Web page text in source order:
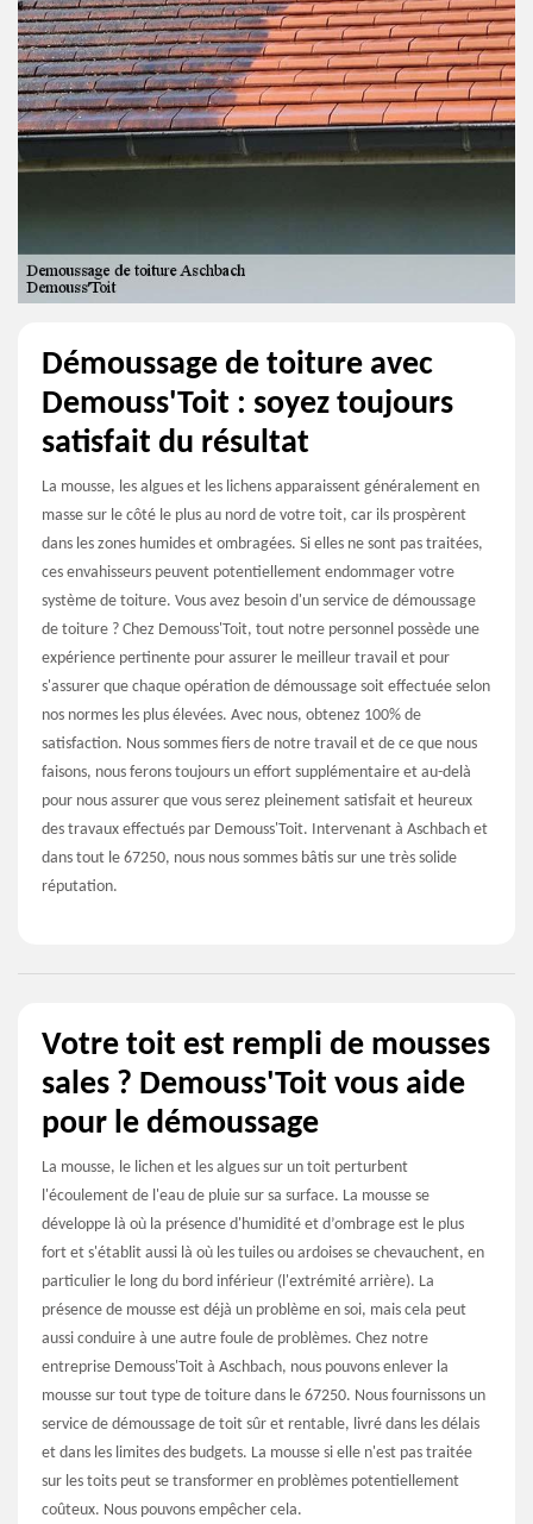
Démoussage de toiture avec
Demouss'Toit : soyez toujours
satisfait du résultat
La mousse, les algues et les lichens apparaissent généralement en
masse sur le côté le plus au nord de votre toit, car ils prospèrent
dans les zones humides et ombragées. Si elles ne sont pas traitées,
ces envahisseurs peuvent potentiellement endommager votre
système de toiture. Vous avez besoin d'un service de démoussage
de toiture ? Chez Demouss'Toit, tout notre personnel possède une
expérience pertinente pour assurer le meilleur travail et pour
s'assurer que chaque opération de démoussage soit effectuée selon
nos normes les plus élevées. Avec nous, obtenez 100% de
satisfaction. Nous sommes fiers de notre travail et de ce que nous
faisons, nous ferons toujours un effort supplémentaire et au-delà
pour nous assurer que vous serez pleinement satisfait et heureux
des travaux effectués par Demouss'Toit. Intervenant à Aschbach et
dans tout le 67250, nous nous sommes bâtis sur une très solide
réputation.
Votre toit est rempli de mousses
sales ? Demouss'Toit vous aide
pour le démoussage
La mousse, le lichen et les algues sur un toit perturbent
l'écoulement de l'eau de pluie sur sa surface. La mousse se
développe là où la présence d'humidité et d’ombrage est le plus
fort et s'établit aussi là où les tuiles ou ardoises se chevauchent, en
particulier le long du bord inférieur (l'extrémité arrière). La
présence de mousse est déjà un problème en soi, mais cela peut
aussi conduire à une autre foule de problèmes. Chez notre
entreprise Demouss'Toit à Aschbach, nous pouvons enlever la
mousse sur tout type de toiture dans le 67250. Nous fournissons un
service de démoussage de toit sûr et rentable, livré dans les délais
et dans les limites des budgets. La mousse si elle n'est pas traitée
sur les toits peut se transformer en problèmes potentiellement
coûteux. Nous pouvons empêcher cela.